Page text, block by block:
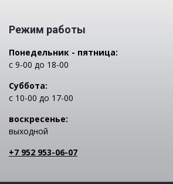
Режим работы
Понедельник - пятница:
с 9-00 до 18-00
Суббота:
с 10-00 до 17-00
воскресенье:
выходной
+7 952 953-06-07